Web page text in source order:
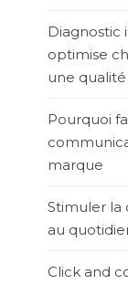
Diagnostic
optimise
une
Pourquoi
marque
Stimuler la
au
Click and